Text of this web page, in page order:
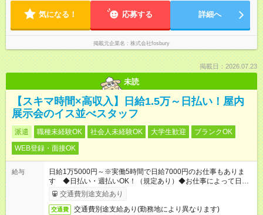
気になる！ 応募する 詳細へ
掲載元企業名 株式会社fosbury
掲載日：2026.07.23
未読
【スキマ時間×高収入】日給1.5万～日払い！屋内
展示会のイス並べスタッフ
派遣 職種未経験OK 社会人未経験OK 大学生歓迎
ブランクOK
WEB登録・面接OK
給与
日給1万5000円～※実働5時間で日給7000円のお仕事もありま
す ◆日払い・週払いOK！（規定あり）◆お仕事によって日給も
異なります
交通費別途支給あり
交通費 交通費別途支給あり(勤務地により異なります)